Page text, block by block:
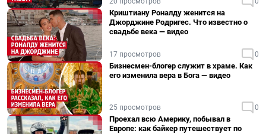
Криштиану Роналду женится на
Джорджине Родригес. Что известно о
свадьбе века — видео
17 просмотров 0
Бизнесмен-блогер служит в храме. Как
его изменила вера в Бога — видео
25 просмотров 0
Проехал всю Америку, побывал в
Европе: как байкер путешествует по